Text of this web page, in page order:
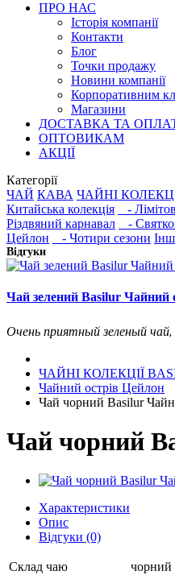
ПРО НАС
Історія компанії
Контакти
Блог
Точки продажу
Новини компанії
Корпоративним
Магазини
ДОСТАВКА ТА
ОПТОВИКАМ
АКЦІЇ
Категорії
ЧАЙ КАВА ЧАЙНІ
Китайська колекція
-
Різдвяний карнавал
-
Цейлон
- Чотири сезони
Відгуки
Чай зелений Basilur Чайний
Очень приятный зеленый
ЧАЙНІ КОЛЕКЦІЇ
Чайний острів Цейлон
Чай чорний Basilur
Чай чорний
Характеристики
Опис
Відгуки (0)
Склад чаю
чорний